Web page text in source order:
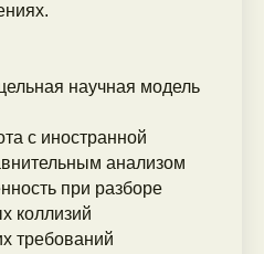
научная модель
с иностранной
анализом
при разборе
коллизий
требований